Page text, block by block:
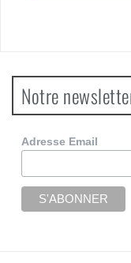
Notre
Adresse Email